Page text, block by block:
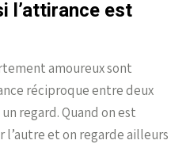
l’attirance est
amoureux sont
réciproque entre deux
regard. Quand on est
l’autre et on regarde ailleurs